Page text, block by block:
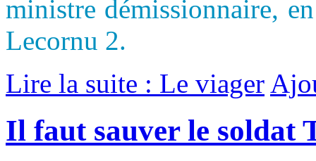
ministre démissionnaire,
Lecornu 2.
Lire la suite : Le viager
Il faut sauver le soldat